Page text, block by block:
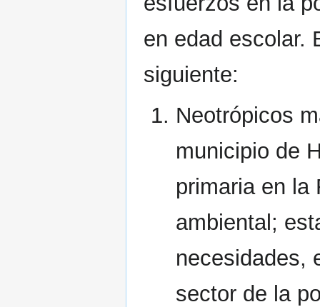
en edad escolar.
siguiente:
Neotrópicos
municipio de
primaria en la
ambiental;
necesidades,
sector de la